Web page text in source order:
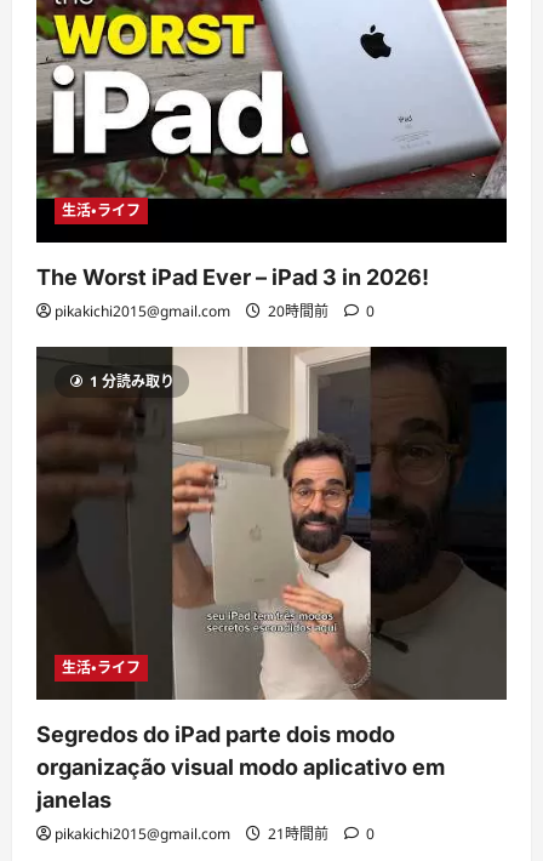
生活・ライフ
The Worst iPad Ever – iPad 3 in 2026!
pikakichi2015@gmail.com 20時間前 0
1 分読み取り
生活・ライフ
Segredos do iPad parte dois modo
organização visual modo aplicativo em
janelas
pikakichi2015@gmail.com 21時間前 0